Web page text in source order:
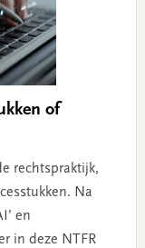
of
rechtspraktijk,
Na
en
in deze NTFR